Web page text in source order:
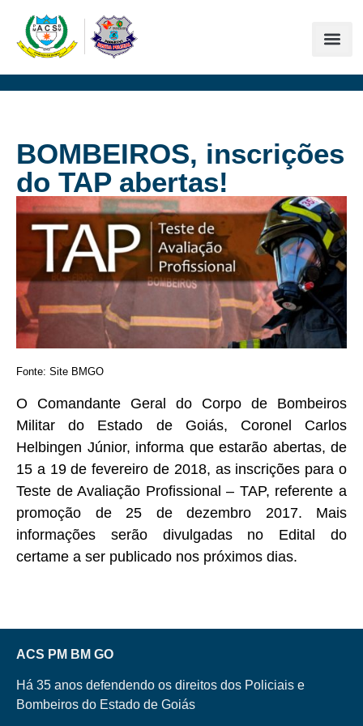
BOMBEIROS, inscrições
do TAP abertas!
Fonte: Site BMGO
O Comandante Geral do Corpo de Bombeiros
Militar do Estado de Goiás, Coronel Carlos
Helbingen Júnior, informa que estarão abertas, de
15 a 19 de fevereiro de 2018, as inscrições para o
Teste de Avaliação Profissional – TAP, referente a
promoção de 25 de dezembro 2017. Mais
informações serão divulgadas no Edital do
certame a ser publicado nos próximos dias.
ACS PM BM GO
Há 35 anos defendendo os direitos dos Policiais e
Bombeiros do Estado de Goiás